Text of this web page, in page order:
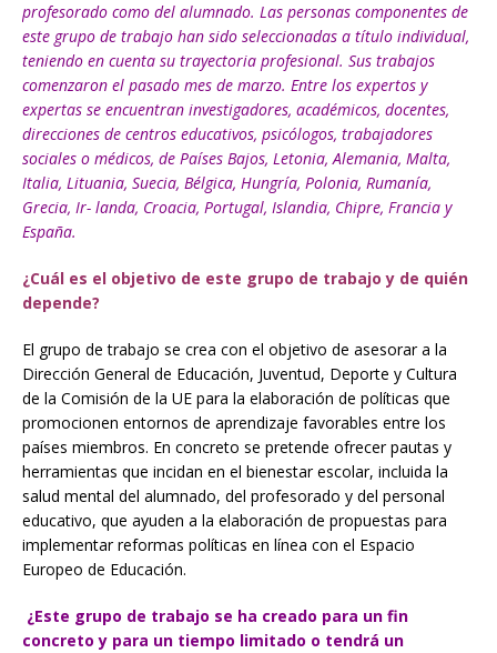
profesorado como del alumnado. Las personas componentes de
este grupo de trabajo han sido seleccionadas a título individual,
teniendo en cuenta su trayectoria profesional. Sus trabajos
comenzaron el pasado mes de marzo. Entre los expertos y
expertas se encuentran investigadores, académicos, docentes,
direcciones de centros educativos, psicólogos, trabajadores
sociales o médicos, de Países Bajos, Letonia, Alemania, Malta,
Italia, Lituania, Suecia, Bélgica, Hungría, Polonia, Rumanía,
Grecia, Ir- landa, Croacia, Portugal, Islandia, Chipre, Francia y
España.
¿Cuál es el objetivo de este grupo de trabajo y de quién
depende?
El grupo de trabajo se crea con el objetivo de asesorar a la
Dirección General de Educación, Juventud, Deporte y Cultura
de la Comisión de la UE para la elaboración de políticas que
promocionen entornos de aprendizaje favorables entre los
países miembros. En concreto se pretende ofrecer pautas y
herramientas que incidan en el bienestar escolar, incluida la
salud mental del alumnado, del profesorado y del personal
educativo, que ayuden a la elaboración de propuestas para
implementar reformas políticas en línea con el Espacio
Europeo de Educación.
¿Este grupo de trabajo se ha creado para un fin
concreto y para un tiempo limitado o tendrá un